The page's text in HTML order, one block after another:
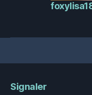
Signaler